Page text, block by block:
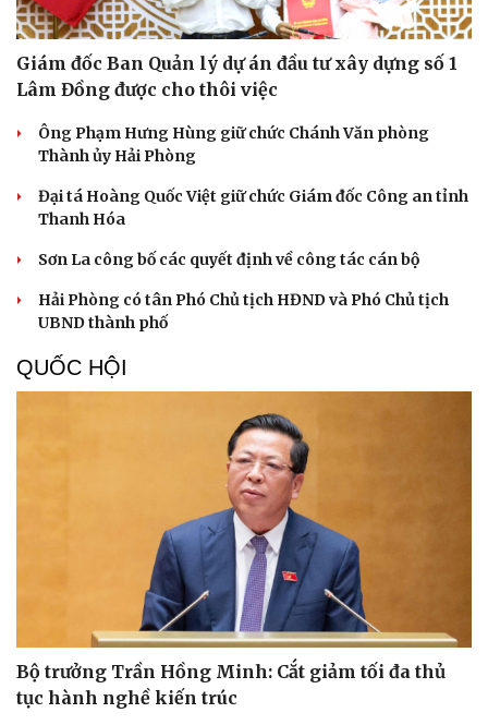
Du lịch
Săn Tour
check-in
Đọc truyện đêm khuya
Cửa sổ tình yêu
Giám đốc Ban Quản lý dự án đầu tư xây dựng số 1
Lâm Đồng được cho thôi việc
Ông Phạm Hưng Hùng giữ chức Chánh Văn phòng
Thành ủy Hải Phòng
Đại tá Hoàng Quốc Việt giữ chức Giám đốc Công an tỉnh
Thanh Hóa
Sơn La công bố các quyết định về công tác cán bộ
Hải Phòng có tân Phó Chủ tịch HĐND và Phó Chủ tịch
UBND thành phố
QUỐC HỘI
Bộ trưởng Trần Hồng Minh: Cắt giảm tối đa thủ
tục hành nghề kiến trúc